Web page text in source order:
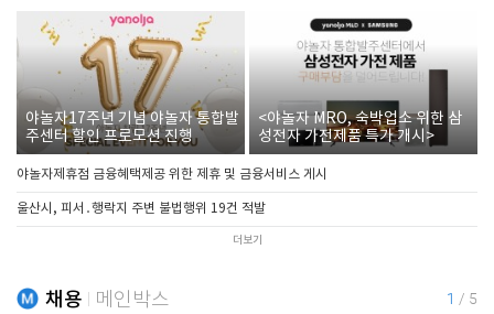
야놀자17주년 기념 야놀자 통합발
주센터 할인 프로모션 진행
<야놀자 MRO, 숙박업소 위한 삼
성전자 가전제품 특가 개시>
야놀자제휴점 금융혜택제공 위한 제휴 및 금융서비스 게시
울산시, 피서․행락지 주변 불법행위 19건 적발
더보기
채용 메인박스 1 / 5